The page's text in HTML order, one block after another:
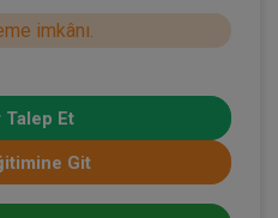
imkânı.
Talep Et
Git